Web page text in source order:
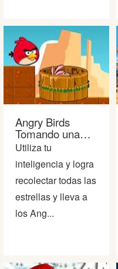
Angry Birds
Tomando una
Ducha
Utiliza tu
inteligencia y logra
recolectar todas las
estrellas y lleva a
los Ang...